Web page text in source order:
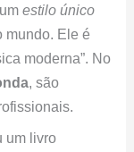
estilo único
mundo. Ele é
moderna”. No
, são
um livro